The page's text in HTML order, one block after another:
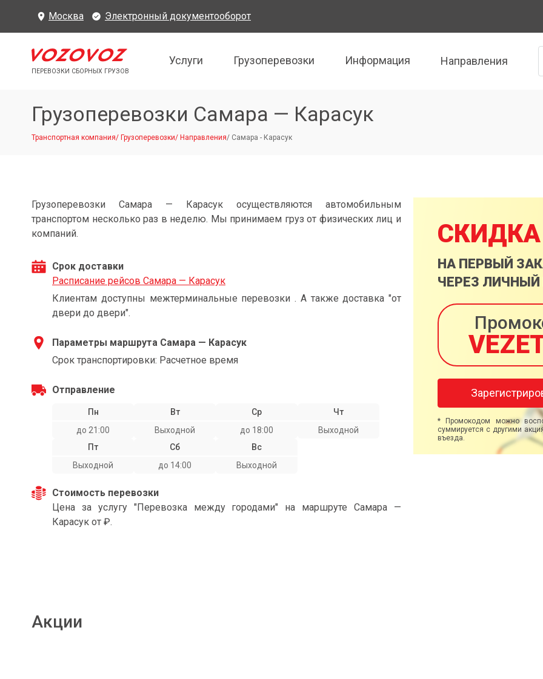
Москва Электронный документооборот
ПЕРЕВОЗКИ СБОРНЫХ ГРУЗОВ
Услуги Грузоперевозки Информация Направления
Грузоперевозки Самара — Карасук
Транспортная компания/ Грузоперевозки/ Направления/ Самара - Карасук
Грузоперевозки Самара — Карасук осуществляются автомобильным
транспортом несколько раз в неделю. Мы принимаем груз от физических лиц и
компаний.
Срок доставки
Расписание рейсов Самара — Карасук
Клиентам доступны межтерминальные перевозки . А также доставка "от
двери до двери".
Параметры маршрута Самара — Карасук
Срок транспортировки: Расчетное время
Отправление
Пн
до 21:00
Вт
Выходной
Ср
до 18:00
Чт
Выходной
Пт
Выходной
Сб
до 14:00
Вс
Выходной
Стоимость перевозки
Цена за услугу "Перевозка между городами" на маршруте Самара —
Карасук от ₽.
СКИДКА
НА ПЕРВЫЙ
ЧЕРЕЗ ЛИЧНЫЙ
* Промокодом можно
суммируется с другими
въезда.
Акции